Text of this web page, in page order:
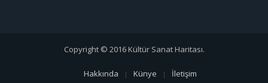
Copyright © 2016 Kültür Sanat Haritası.
Hakkında Künye İletişim